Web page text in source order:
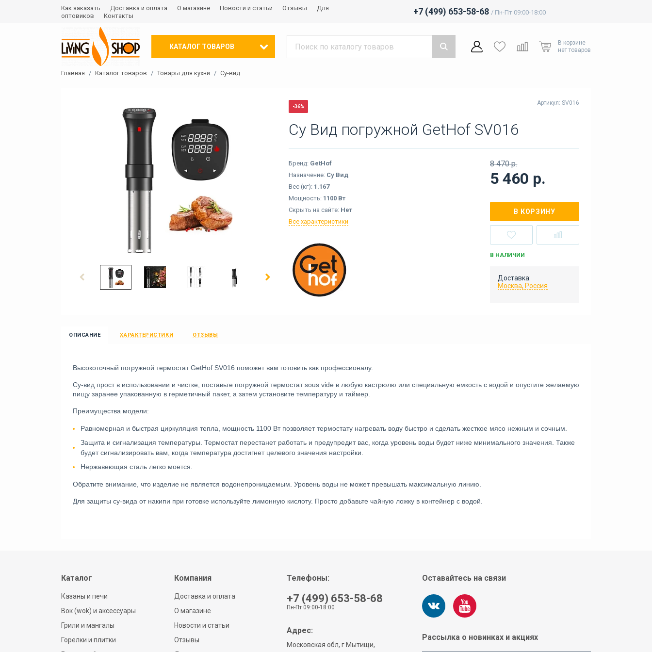
Как заказать Доставка и оплата О магазине Новости и статьи Отзывы
Для
оптовиков
Контакты +7 (499) 653-58-68 / Пн-Пт 09:00-18:00
КАТАЛОГ ТОВАРОВ
В корзине
нет товаров
Главная Каталог товаров Товары для кухни Су-вид
-36%
Артикул: SV016
Су Вид погружной GetHof SV016
Бренд: GetHof
Назначение: Су Вид
Вес (кг): 1.167
Мощность: 1100 Вт
Скрыть на сайте: Нет
Все характеристики
5 460 р.
8 470 р.
В КОРЗИНУ
В НАЛИЧИИ
Доставка:
Москва, Россия
ОПИСАНИЕ ХАРАКТЕРИСТИКИ ОТЗЫВЫ
Высокоточный погружной термостат GetHof SV016 поможет вам готовить как профессионалу.
Су-вид прост в использовании и чистке, поставьте погружной термостат sous vide в любую кастрюлю или специальную емкость с водой и опустите желаемую
пищу заранее упакованную в герметичный пакет, а затем установите температуру и таймер.
Преимущества модели:
Равномерная и быстрая циркуляция тепла, мощность 1100 Вт позволяет термостату нагревать воду быстро и сделать жесткое мясо нежным и сочным.
Защита и сигнализация температуры. Термостат перестанет работать и предупредит вас, когда уровень воды будет ниже минимального значения. Также
будет сигнализировать вам, когда температура достигнет целевого значения настройки.
Нержавеющая сталь легко моется.
Обратите внимание, что изделие не является водонепроницаемым. Уровень воды не может превышать максимальную линию.
Для защиты су-вида от накипи при готовке используйте лимонную кислоту. Просто добавьте чайную ложку в контейнер с водой.
Каталог
Казаны и печи
Вок (wok) и аксессуары
Грили и мангалы
Горелки и плитки
Компания
Доставка и оплата
О магазине
Новости и статьи
Отзывы
Телефоны:
+7 (499) 653-58-68
Пн-Пт 09:00-18:00
Адрес:
Московская обл, г Мытищи,
Оставайтесь на связи
Рассылка о новинках и акциях